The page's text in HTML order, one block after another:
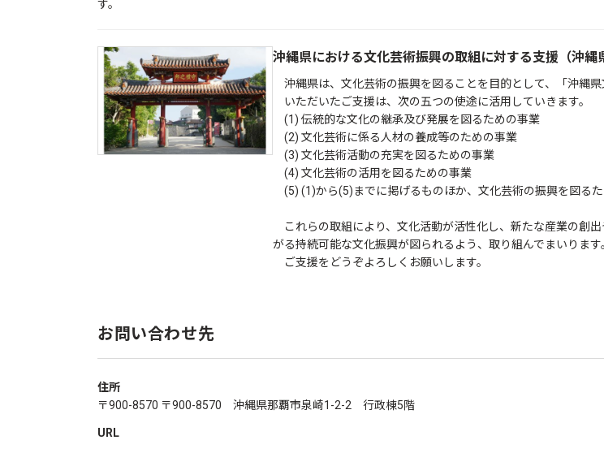
す。
沖縄県における文化芸術振興の取組に対する支援（沖縄
沖縄県は、文化芸術の振興を図ることを目的として、「沖縄県
いただいたご支援は、次の五つの使途に活用していきます。
(1) 伝統的な文化の継承及び発展を図るための事業
(2) 文化芸術に係る人材の養成等のための事業
(3) 文化芸術活動の充実を図るための事業
(4) 文化芸術の活用を図るための事業
(5) (1)から(5)までに掲げるものほか、文化芸術の振興を図る
これらの取組により、文化活動が活性化し、新たな産業の創
がる持続可能な文化振興が図られるよう、取り組んでまいります
ご支援をどうぞよろしくお願いします。
お問い合わせ先
住所
〒900-8570 〒900-8570 沖縄県那覇市泉崎1-2-2 行政棟5階
URL